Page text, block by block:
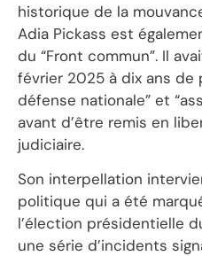
historique de la
Adia Pickass est
du “Front commun”. Il
février 2025 à dix ans de
défense nationale” et
avant d’être remis en
judiciaire.
Son interpellation
politique qui a été
l’élection présidentielle
une série d’incidents